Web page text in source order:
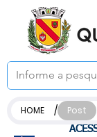
HOME / Post